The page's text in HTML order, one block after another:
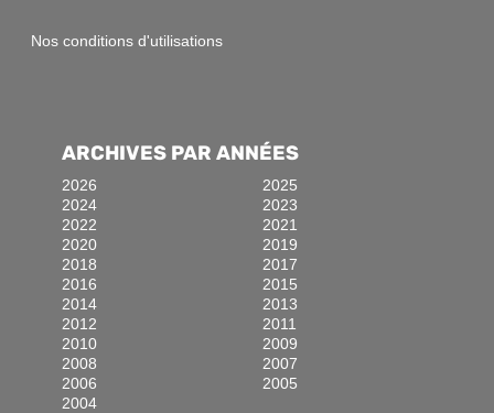
Nos conditions d'utilisations
ARCHIVES PAR ANNÉES
2026
2025
2024
2023
2022
2021
2020
2019
2018
2017
2016
2015
2014
2013
2012
2011
2010
2009
2008
2007
2006
2005
2004